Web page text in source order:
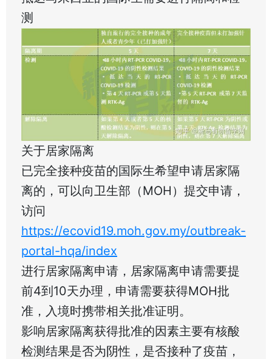
测
关于居家隔离
已完全接种疫苗的国际生希望申请居家隔
离的，可以向卫生部（MOH）提交申请，
访问
https://ecovid19.moh.gov.my/outbreak-
portal-hqa/index
进行居家隔离申请，居家隔离申请需要提
前4到10天办理，申请需要获得MOH批
准，入境时携带相关批准证明。
影响居家隔离获得批准的因素主要有核酸
检测结果是否为阴性，是否接种了疫苗，